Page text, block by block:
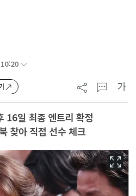
가
16일 최종 엔트리 확정
찾아 직접 선수 체크